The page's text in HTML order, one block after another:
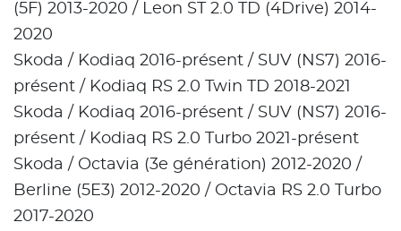
(5F) 2013-2020 / Leon ST 2.0 TD (4Drive) 2014-
2020
Skoda / Kodiaq 2016-présent / SUV (NS7) 2016-
présent / Kodiaq RS 2.0 Twin TD 2018-2021
Skoda / Kodiaq 2016-présent / SUV (NS7) 2016-
présent / Kodiaq RS 2.0 Turbo 2021-présent
Skoda / Octavia (3e génération) 2012-2020 /
Berline (5E3) 2012-2020 / Octavia RS 2.0 Turbo
2017-2020